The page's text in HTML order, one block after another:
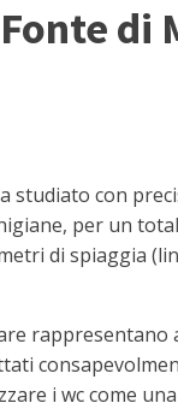
di
studiato con
per un
di spiaggia
rappresentano
i wc come